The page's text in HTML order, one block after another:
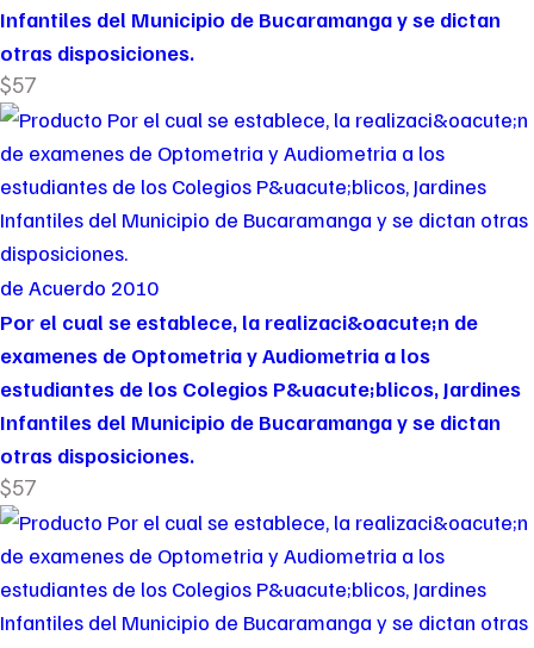
Infantiles del Municipio de Bucaramanga y se dictan
otras disposiciones.
$57
de Acuerdo 2010
Por el cual se establece, la realizaci&oacute;n de
examenes de Optometria y Audiometria a los
estudiantes de los Colegios P&uacute;blicos, Jardines
Infantiles del Municipio de Bucaramanga y se dictan
otras disposiciones.
$57